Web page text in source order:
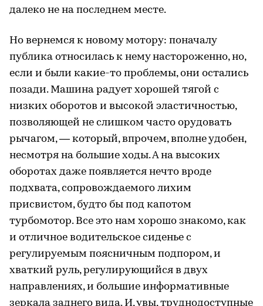
далеко не на последнем месте.
Но вернемся к новому мотору: поначалу
публика относилась к нему настороженно, но,
если и были какие-то проблемы, они остались
позади. Машина радует хорошей тягой с
низких оборотов и высокой эластичностью,
позволяющей не слишком часто орудовать
рычагом, — который, впрочем, вполне удобен,
несмотря на большие ходы. А на высоких
оборотах даже появляется нечто вроде
подхвата, сопровождаемого лихим
присвистом, будто бы под капотом
турбомотор. Все это нам хорошо знакомо, как
и отличное водительское сиденье с
регулируемым поясничным подпором, и
хваткий руль, регулирующийся в двух
направлениях, и большие информативные
зеркала заднего вида. И, увы, труднодоступные